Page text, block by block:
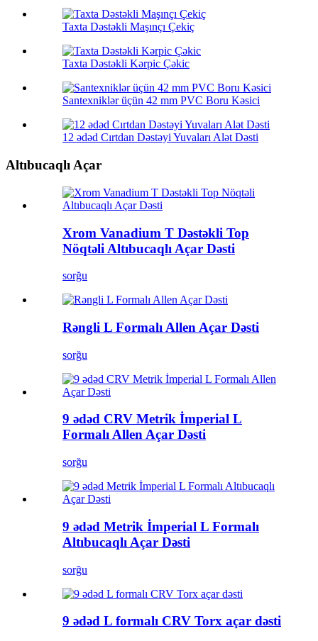
Taxta Dəstəkli Maşınçı Çekiç
Taxta Dəstəkli Kərpic Çəkic
Santexniklər üçün 42 mm PVC Boru Kəsici
12 ədəd Cırtdan Dəstəyi Yuvaları Alət Dəsti
Altıbucaqlı Açar
Xrom Vanadium T Dəstəkli Top
Nöqtəli Altıbucaqlı Açar Dəsti
sorğu
Rəngli L Formalı Allen Açar Dəsti
sorğu
9 ədəd CRV Metrik İmperial L
Formalı Allen Açar Dəsti
sorğu
9 ədəd Metrik İmperial L Formalı
Altıbucaqlı Açar Dəsti
sorğu
9 ədəd L formalı CRV Torx açar dəsti